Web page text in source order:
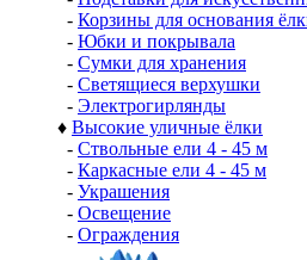
- Корзины для основания
- Юбки и покрывала
- Сумки для хранения
- Светящиеся верхушки
- Электрогирлянды
♦ Высокие уличные ёлки
- Ствольные ели 4 - 45 м
- Каркасные ели 4 - 45 м
- Украшения
- Освещение
- Ограждения